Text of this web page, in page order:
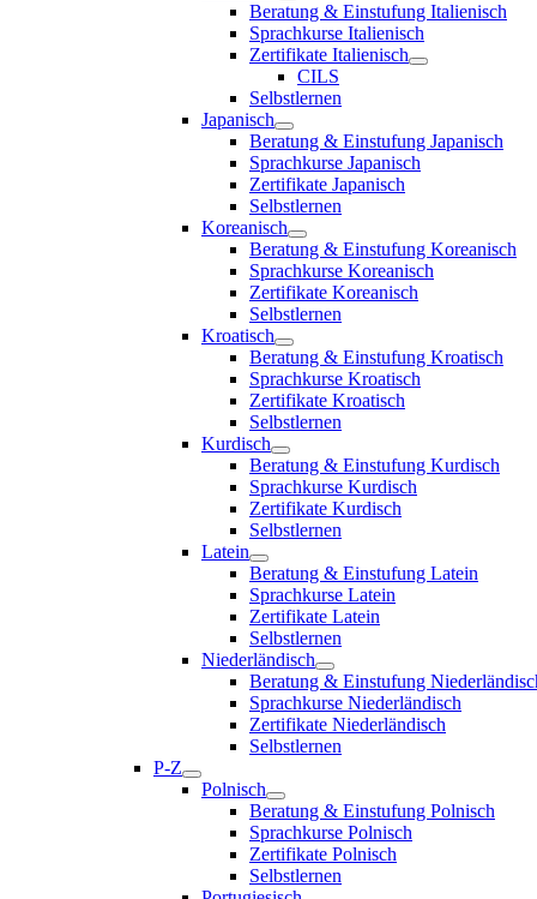
Beratung & Einstufung Italienisch
Sprachkurse Italienisch
Zertifikate Italienisch
CILS
Selbstlernen
Japanisch
Beratung & Einstufung Japanisch
Sprachkurse Japanisch
Zertifikate Japanisch
Selbstlernen
Koreanisch
Beratung & Einstufung Koreanisch
Sprachkurse Koreanisch
Zertifikate Koreanisch
Selbstlernen
Kroatisch
Beratung & Einstufung Kroatisch
Sprachkurse Kroatisch
Zertifikate Kroatisch
Selbstlernen
Kurdisch
Beratung & Einstufung Kurdisch
Sprachkurse Kurdisch
Zertifikate Kurdisch
Selbstlernen
Latein
Beratung & Einstufung Latein
Sprachkurse Latein
Zertifikate Latein
Selbstlernen
Niederländisch
Beratung & Einstufung
Sprachkurse Niederländisch
Zertifikate Niederländisch
Selbstlernen
P-Z
Polnisch
Beratung & Einstufung Polnisch
Sprachkurse Polnisch
Zertifikate Polnisch
Selbstlernen